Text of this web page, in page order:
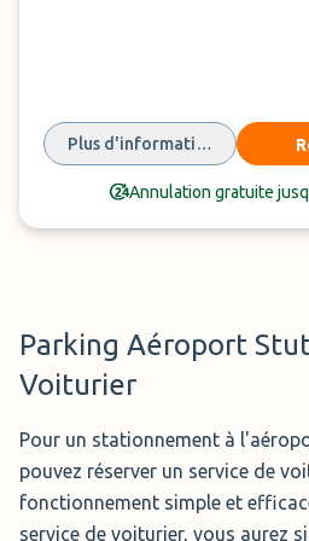
0,00
Flyparksest un parking sécurisé
l'aéroport de Stuttgart, avec une
conduit en seulement 7 minutes.
permet de garder vos clés pour
Horaires:
24h/24
Service:
parking extérieur
couvert en option)
Distance:7 min. navette
Plus d'informations
Annulation gratuite
Parking Aéroport
Voiturier
Pour un stationnement à
pouvez réserver un service de
fonctionnement simple et
service de voiturier, vous aurez